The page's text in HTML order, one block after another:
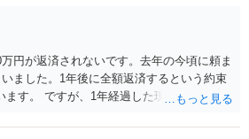
万円が返済されないです。去年の今頃に頼ま
ました。1年後に全額返済するという約束
す。 ですが、1年経過した現在一銭も返
っている様に見受けられます。返済は勿論